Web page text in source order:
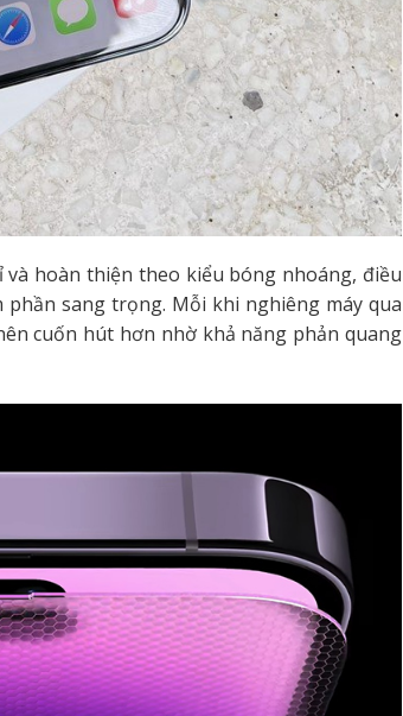
hoàn thiện theo kiểu bóng nhoáng, điều
sang trọng. Mỗi khi nghiêng máy qua
cuốn hút hơn nhờ khả năng phản quang